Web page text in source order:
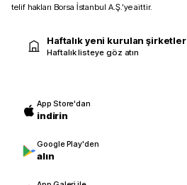
telif hakları Borsa İstanbul A.Ş.’ye aittir.
Haftalık yeni kurulan şirketler
Haftalık listeye göz atın
App Store'dan
indirin
Google Play'den
alın